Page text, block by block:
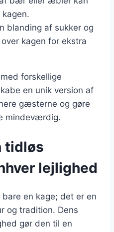
blanding af sukker og
kagen for ekstra
forskellige
en unik version af
gæsterne og gøre
mindeværdig.
tidløs
lejlighed
en kage; det er en
og tradition. Dens
gør den til en